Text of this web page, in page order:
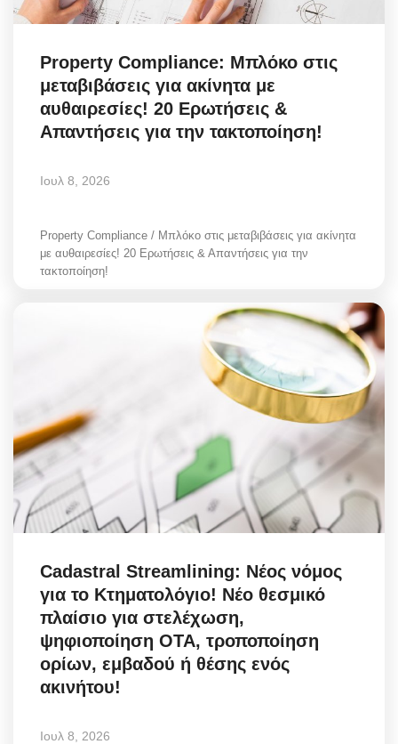
Property Compliance: Μπλόκο στις
μεταβιβάσεις για ακίνητα με
αυθαιρεσίες! 20 Ερωτήσεις &
Απαντήσεις για την τακτοποίηση!
Ιουλ 8, 2026
Property Compliance / Μπλόκο στις μεταβιβάσεις για ακίνητα
με αυθαιρεσίες! 20 Ερωτήσεις & Απαντήσεις για την
τακτοποίηση!
Cadastral Streamlining: Νέος νόμος
για το Κτηματολόγιο! Νέο θεσμικό
πλαίσιο για στελέχωση,
ψηφιοποίηση ΟΤΑ, τροποποίηση
ορίων, εμβαδού ή θέσης ενός
ακινήτου!
Ιουλ 8, 2026